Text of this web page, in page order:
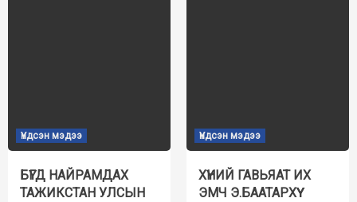
Үндсэн мэдээ
БҮГД НАЙРАМДАХ
ТАЖИКСТАН УЛСЫН
Үндсэн мэдээ
ХҮНИЙ ГАВЬЯАТ ИХ
ЭМЧ Э.БААТАРХҮҮ